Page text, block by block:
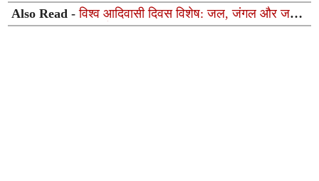
Also Read -विश्व आदिवासी दिवस विशेष: जल, जंगल और जमीन
पर अधिकार की लड़ाई अब भी जारी